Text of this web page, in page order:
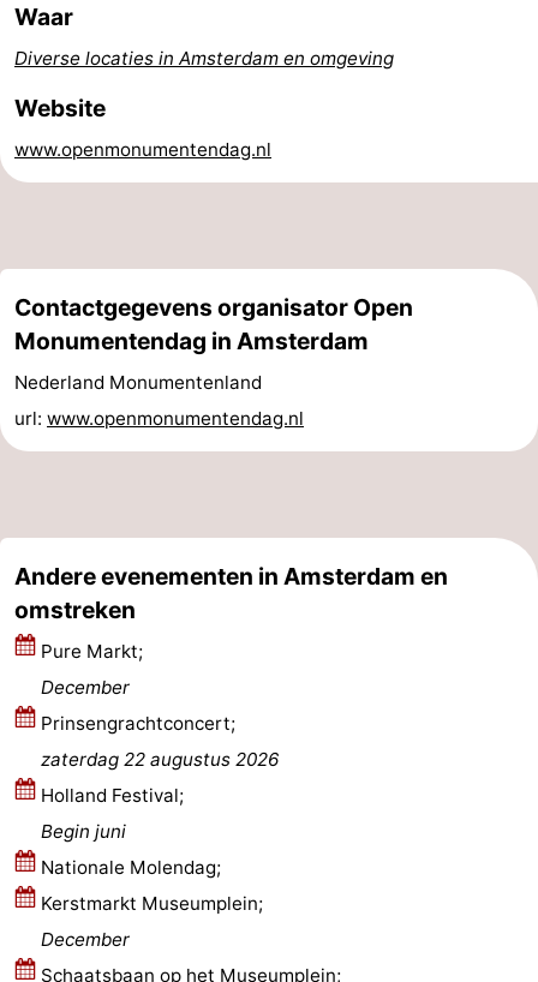
Coffeeshops
Homohoofdstad
Rosse
Diamantstad
Pleinen
in
het
Parken
en
Stadsdelen
-
Holland
Zuid-
Holland
Praktisch
Forum
Reisboekenwinkel
Openbaar
vervoer
Route
Centraal
Station
Schiphol
Waar
Diverse locaties in Amsterdam en omgeving
Website
www.openmonumentendag.nl
Contactgegevens organisator Open
Monumentendag in Amsterdam
Nederland Monumentenland
url: www.openmonumentendag.nl
Andere evenementen in Amsterdam en
omstreken
Pure Markt;
December
Prinsengrachtconcert;
zaterdag 22 augustus 2026
Holland Festival;
Begin juni
Nationale Molendag;
Kerstmarkt Museumplein;
December
Schaatsbaan op het Museumplein;